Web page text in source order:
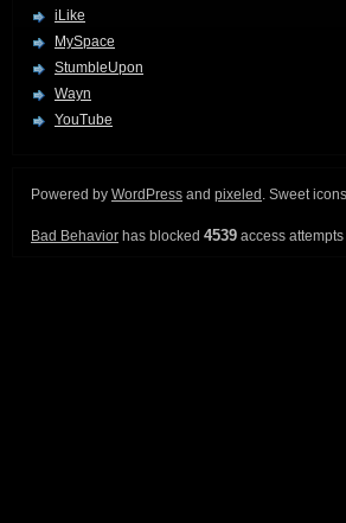
iLike
MySpace
StumbleUpon
Wayn
YouTube
Powered by WordPress and pixeled . Sweet
Bad Behavior has blocked 4539 access